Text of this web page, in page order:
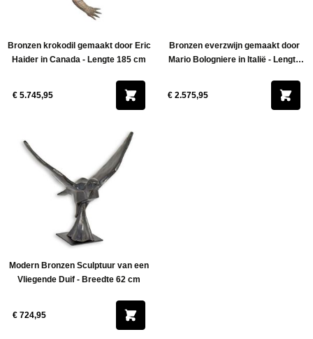
Bronzen krokodil gemaakt door Eric
Haider in Canada - Lengte 185 cm
€ 5.745,95
Bronzen everzwijn gemaakt door
Mario Bologniere in Italië - Lengte
€ 2.575,95
Modern Bronzen Sculptuur van een
Vliegende Duif - Breedte 62 cm
€ 724,95